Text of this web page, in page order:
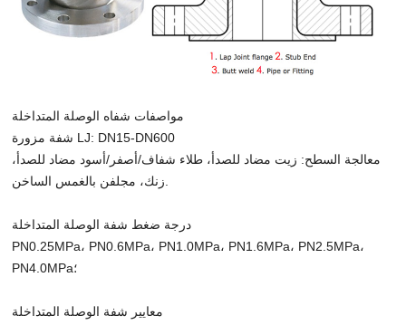
مواصفات شفاه الوصلة المتداخلة
شفة مزورة LJ: DN15-DN600
معالجة السطح: زيت مضاد للصدأ، طلاء شفاف/أصفر/أسود مضاد للصدأ،
زنك، مجلفن بالغمس الساخن.
درجة ضغط شفة الوصلة المتداخلة
PN0.25MPa، PN0.6MPa، PN1.0MPa، PN1.6MPa، PN2.5MPa،
PN4.0MPa؛
معايير شفة الوصلة المتداخلة